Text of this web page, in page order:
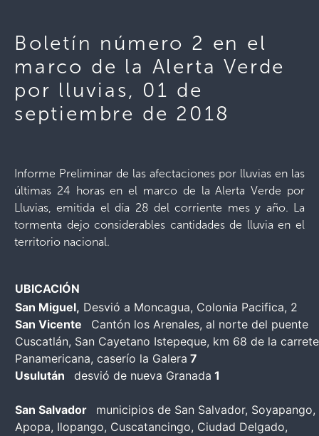
Boletín número 2 en el
marco de la Alerta Verde
por lluvias, 01 de
septiembre de 2018
Informe Preliminar de las afectaciones por lluvias en las
últimas 24 horas en el marco de la Alerta Verde por
Lluvias, emitida el día 28 del corriente mes y año. La
tormenta dejo considerables cantidades de lluvia en el
territorio nacional.
UBICACIÓN
San Miguel, Desvió a Moncagua, Colonia Pacifica, 2
San Vicente
Cantón los Arenales, al norte del puente
Cuscatlán, San Cayetano Istepeque, km 68 de la
Panamericana, caserío la Galera 7
Usulután
desvió de nueva Granada 1
San Salvador
municipios de San Salvador, Soyapango,
Apopa, Ilopango, Cuscatancingo, Ciudad Delgado,